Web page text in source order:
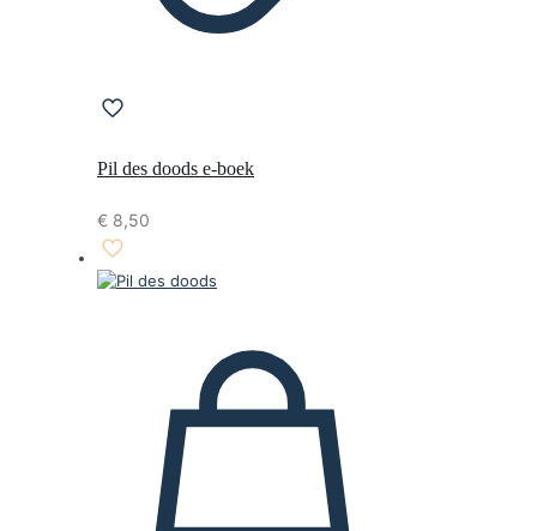
Pil des doods e-boek
€ 8,50